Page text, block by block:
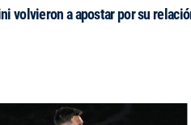
volvieron a apostar por su